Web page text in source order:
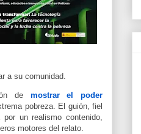
a su comunidad.
de mostrar el poder
pobreza. El guión, fiel
un realismo contenido,
motores del relato.